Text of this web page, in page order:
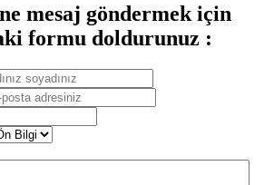
mesaj göndermek için
formu doldurunuz :